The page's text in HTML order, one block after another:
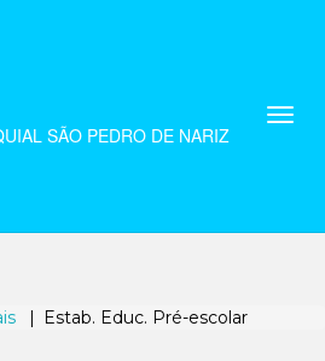
Estab. Educ. Pré-escolar